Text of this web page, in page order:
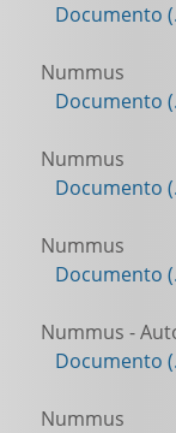
Documento
Nummus
Documento
Nummus
Documento
Nummus
Documento
Nummus -
Documento
Nummus